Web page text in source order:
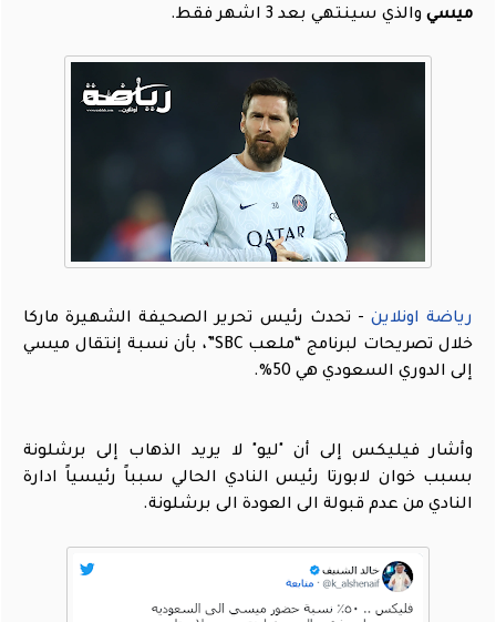
ميسي والذي سينتهي بعد 3 اشهر فقط.
رياضة اونلاين - تحدث رئيس تحرير الصحيفة الشهيرة ماركا
خلال تصريحات لبرنامج “ملعب SBC”، بأن نسبة إنتقال ميسي
إلى الدوري السعودي هي 50%.
وأشار فيليكس إلى أن "ليو" لا يريد الذهاب إلى برشلونة
بسبب خوان لابورتا رئيس النادي الحالي سبباً رئيسياً ادارة
النادي من عدم قبولة الى العودة الى برشلونة.